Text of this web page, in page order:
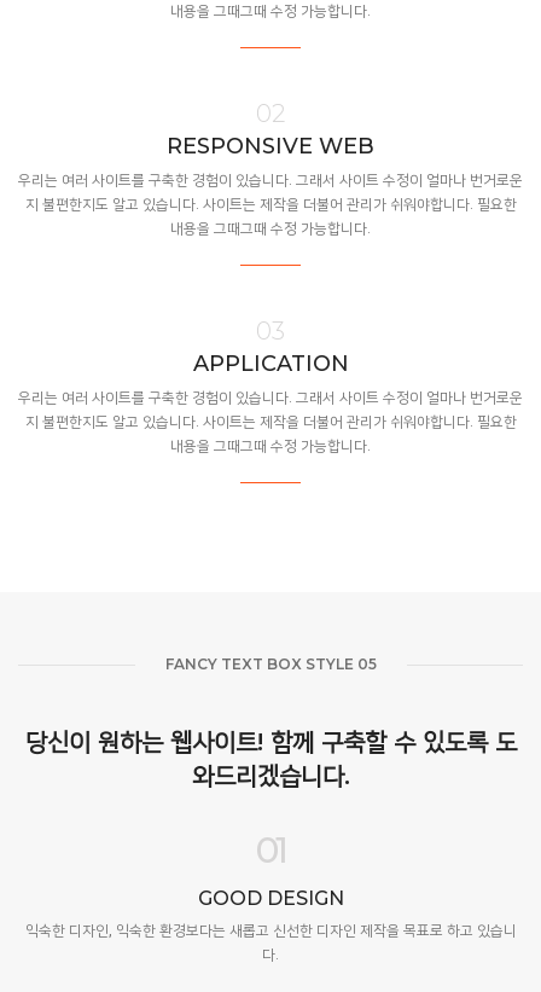
내용을 그때그때 수정 가능합니다.
02
RESPONSIVE WEB
우리는 여러 사이트를 구축한 경험이 있습니다. 그래서 사이트 수정이 얼마나 번거로운
지 불편한지도 알고 있습니다. 사이트는 제작을 더불어 관리가 쉬워야합니다. 필요한
내용을 그때그때 수정 가능합니다.
03
APPLICATION
우리는 여러 사이트를 구축한 경험이 있습니다. 그래서 사이트 수정이 얼마나 번거로운
지 불편한지도 알고 있습니다. 사이트는 제작을 더불어 관리가 쉬워야합니다. 필요한
내용을 그때그때 수정 가능합니다.
FANCY TEXT BOX STYLE 05
당신이 원하는 웹사이트! 함께 구축할 수 있도록 도
와드리겠습니다.
01
GOOD DESIGN
익숙한 디자인, 익숙한 환경보다는 새롭고 신선한 디자인 제작을 목표로 하고 있습니
다.